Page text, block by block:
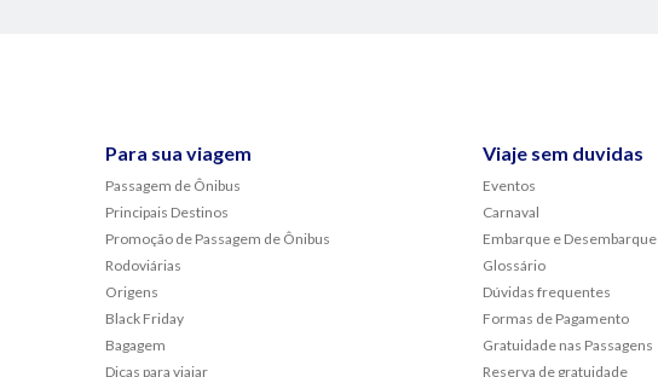
Para sua viagem
Passagem de Ônibus
Principais Destinos
Promoção de Passagem de Ônibus
Rodoviárias
Origens
Black Friday
Bagagem
Dicas para viajar
Viaje sem duvidas
Eventos
Carnaval
Embarque e Desembarque
Glossário
Dúvidas frequentes
Formas de Pagamento
Gratuidade nas Passagens
Reserva de gratuidade